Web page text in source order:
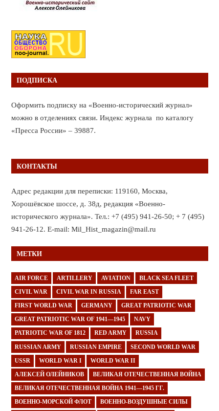
ПОДПИСКА
Оформить подписку на «Военно-исторический журнал»
можно в отделениях связи. Индекс журнала по каталогу
«Пресса России» – 39887.
КОНТАКТЫ
Адрес редакции для переписки: 119160, Москва,
Хорошёвское шоссе, д. 38д, редакция «Военно-
исторического журнала». Тел.: +7 (495) 941-26-50; + 7 (495)
941-26-12. E-mail: Mil_Hist_magazin@mail.ru
МЕТКИ
AIR FORCE ARTILLERY AVIATION BLACK SEA FLEET
CIVIL WAR CIVIL WAR IN RUSSIA FAR EAST
FIRST WORLD WAR GERMANY GREAT PATRIOTIC WAR
GREAT PATRIOTIC WAR OF 1941—1945 NAVY
PATRIOTIC WAR OF 1812 RED ARMY RUSSIA
RUSSIAN ARMY RUSSIAN EMPIRE SECOND WORLD WAR
USSR WORLD WAR I WORLD WAR II
АЛЕКСЕЙ ОЛЕЙНИКОВ ВЕЛИКАЯ ОТЕЧЕСТВЕННАЯ ВОЙНА
ВЕЛИКАЯ ОТЕЧЕСТВЕННАЯ ВОЙНА 1941—1945 ГГ.
ВОЕННО-МОРСКОЙ ФЛОТ ВОЕННО-ВОЗДУШНЫЕ СИЛЫ